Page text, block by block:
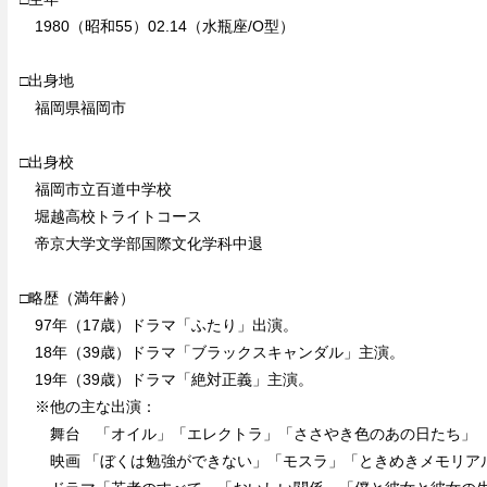
1980（昭和55）02.14（水瓶座/O型）
□出身地
福岡県福岡市
□出身校
福岡市立百道中学校
堀越高校トライトコース
帝京大学文学部国際文化学科中退
□略歴（満年齢）
97年（17歳）ドラマ「ふたり」出演。
18年（39歳）ドラマ「ブラックスキャンダル」主演。
19年（39歳）ドラマ「絶対正義」主演。
※他の主な出演：
舞台 「オイル」「エレクトラ」「ささやき色のあの日たち」
映画 「ぼくは勉強ができない」「モスラ」「ときめきメモリア